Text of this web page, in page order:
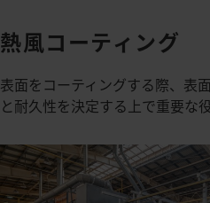
熱風コーティング
表面をコーティングする際、表
と耐久性を決定する上で重要な